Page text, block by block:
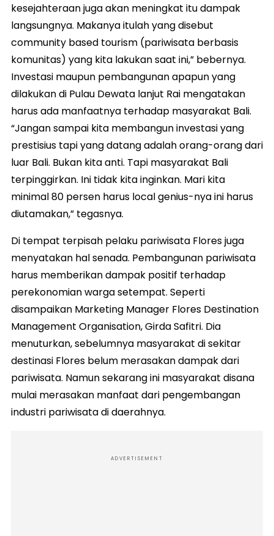
kesejahteraan juga akan meningkat itu dampak
langsungnya. Makanya itulah yang disebut
community based tourism (pariwisata berbasis
komunitas) yang kita lakukan saat ini,” bebernya.
Investasi maupun pembangunan apapun yang
dilakukan di Pulau Dewata lanjut Rai mengatakan
harus ada manfaatnya terhadap masyarakat Bali.
“Jangan sampai kita membangun investasi yang
prestisius tapi yang datang adalah orang-orang dari
luar Bali. Bukan kita anti. Tapi masyarakat Bali
terpinggirkan. Ini tidak kita inginkan. Mari kita
minimal 80 persen harus local genius-nya ini harus
diutamakan,” tegasnya.
Di tempat terpisah pelaku pariwisata Flores juga
menyatakan hal senada. Pembangunan pariwisata
harus memberikan dampak positif terhadap
perekonomian warga setempat. Seperti
disampaikan Marketing Manager Flores Destination
Management Organisation, Girda Safitri. Dia
menuturkan, sebelumnya masyarakat di sekitar
destinasi Flores belum merasakan dampak dari
pariwisata. Namun sekarang ini masyarakat disana
mulai merasakan manfaat dari pengembangan
industri pariwisata di daerahnya.
ADVERTISEMENT